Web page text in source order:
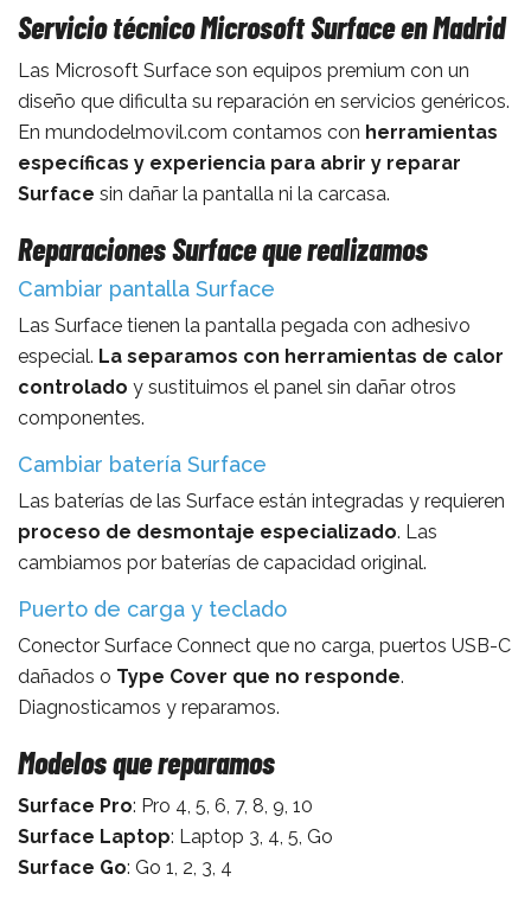
Servicio técnico Microsoft Surface en Madrid
Las Microsoft Surface son equipos premium con un
diseño que dificulta su reparación en servicios genéricos.
En mundodelmovil.com contamos con herramientas
específicas y experiencia para abrir y reparar
Surface sin dañar la pantalla ni la carcasa.
Reparaciones Surface que realizamos
Cambiar pantalla Surface
Las Surface tienen la pantalla pegada con adhesivo
especial. La separamos con herramientas de calor
controlado y sustituimos el panel sin dañar otros
componentes.
Cambiar batería Surface
Las baterías de las Surface están integradas y requieren
proceso de desmontaje especializado. Las
cambiamos por baterías de capacidad original.
Puerto de carga y teclado
Conector Surface Connect que no carga, puertos USB-C
dañados o Type Cover que no responde.
Diagnosticamos y reparamos.
Modelos que reparamos
Surface Pro: Pro 4, 5, 6, 7, 8, 9, 10
Surface Laptop: Laptop 3, 4, 5, Go
Surface Go: Go 1, 2, 3, 4